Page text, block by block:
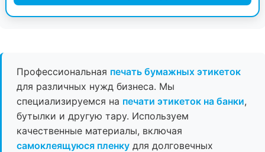
Профессиональная печать бумажных этикеток
для различных нужд бизнеса. Мы
специализируемся на печати этикеток на банки,
бутылки и другую тару. Используем
качественные материалы, включая
самоклеящуюся пленку для долговечных